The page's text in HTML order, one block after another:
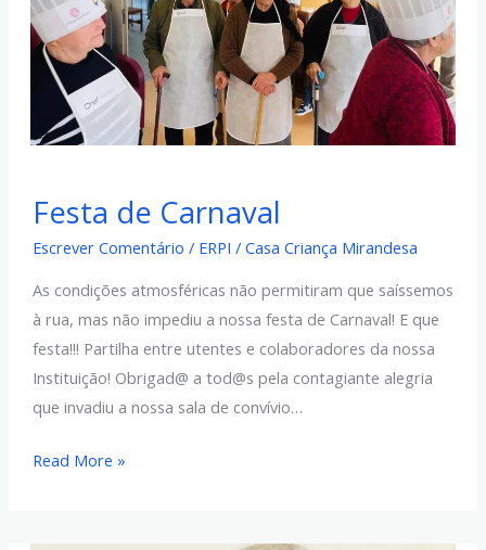
Festa de Carnaval
Escrever Comentário / ERPI / Casa Criança Mirandesa
As condições atmosféricas não permitiram que saíssemos
à rua, mas não impediu a nossa festa de Carnaval! E que
festa!!! Partilha entre utentes e colaboradores da nossa
Instituição! Obrigad@ a tod@s pela contagiante alegria
que invadiu a nossa sala de convívio…
de
Carnaval
Read More »